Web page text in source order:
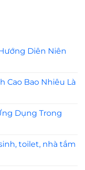
Diên Niên
Cao Bao Nhiêu Là
Dụng Trong
toilet, nhà tắm